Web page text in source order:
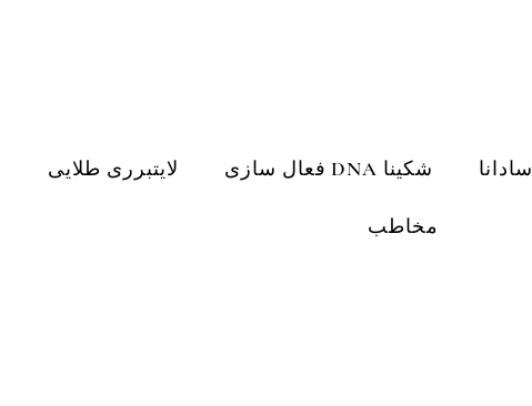
لایتبرری طلایی فعال سازی DNA شکینا سادانا
مخاطب